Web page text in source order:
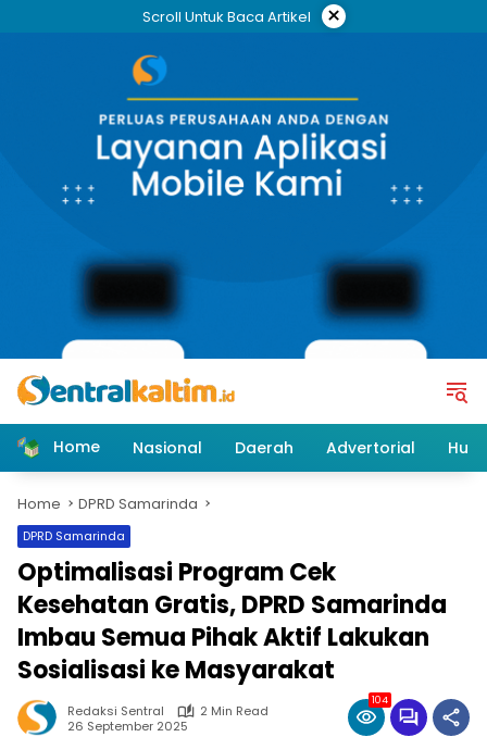
Scroll Untuk Baca Artikel ×
Home Nasional Daerah Advertorial
Home DPRD Samarinda
DPRD Samarinda
Optimalisasi Program Cek
Kesehatan Gratis, DPRD Samarinda
Imbau Semua Pihak Aktif Lakukan
Sosialisasi ke Masyarakat
Redaksi Sentral
2 Min Read
26 September 2025
104